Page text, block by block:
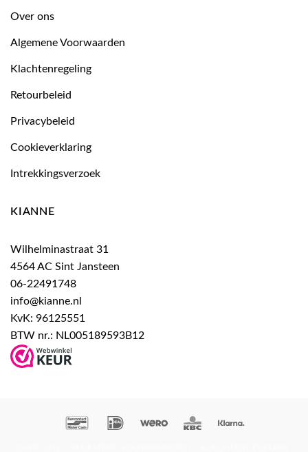
Over ons
Algemene Voorwaarden
Klachtenregeling
Retourbeleid
Privacybeleid
Cookieverklaring
Intrekkingsverzoek
KIANNE
Wilhelminastraat 31
4564 AC Sint Jansteen
06-22491748
info@kianne.nl
KvK: 96125551
BTW nr.: NL005189593B12
BancontactIDeal Wero KBC